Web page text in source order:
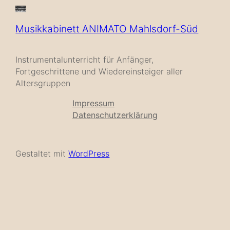
Musikkabinett ANIMATO Mahlsdorf-Süd
Instrumentalunterricht für Anfänger,
Fortgeschrittene und Wiedereinsteiger aller
Altersgruppen
Impressum
Datenschutzerklärung
Gestaltet mitWordPress